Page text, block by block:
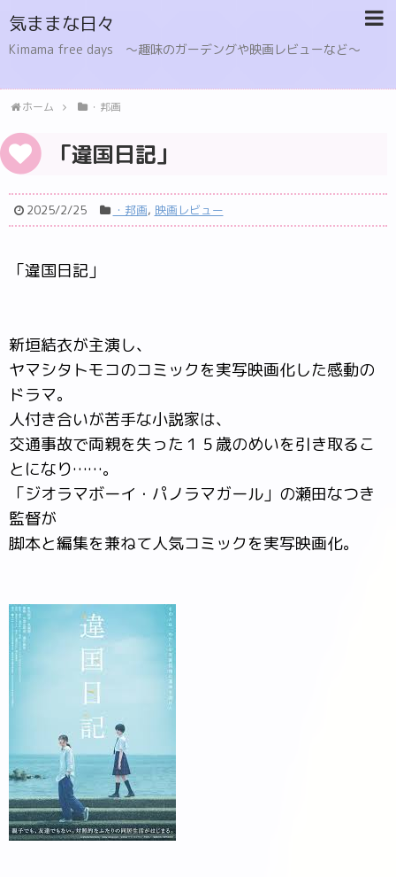
気ままな日々
Kimama free days 〜趣味のガーデングや映画レビューなど〜
ホーム ・邦画
「違国日記」
2025/2/25 ・邦画, 映画レビュー
「違国日記」
新垣結衣が主演し、
ヤマシタトモコのコミックを実写映画化した感動の
ドラマ。
人付き合いが苦手な小説家は、
交通事故で両親を失った１５歳のめいを引き取るこ
とになり……。
「ジオラマボーイ・パノラマガール」の瀬田なつき
監督が
脚本と編集を兼ねて人気コミックを実写映画化。